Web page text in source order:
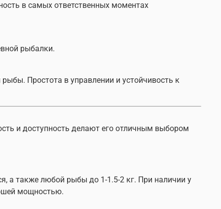
в самых ответственных моментах
рыбалки.
Простота в управлении и устойчивость к
и доступность делают его отличным выбором
а также любой рыбы до 1-1.5-2 кг. При наличии у
мощностью.